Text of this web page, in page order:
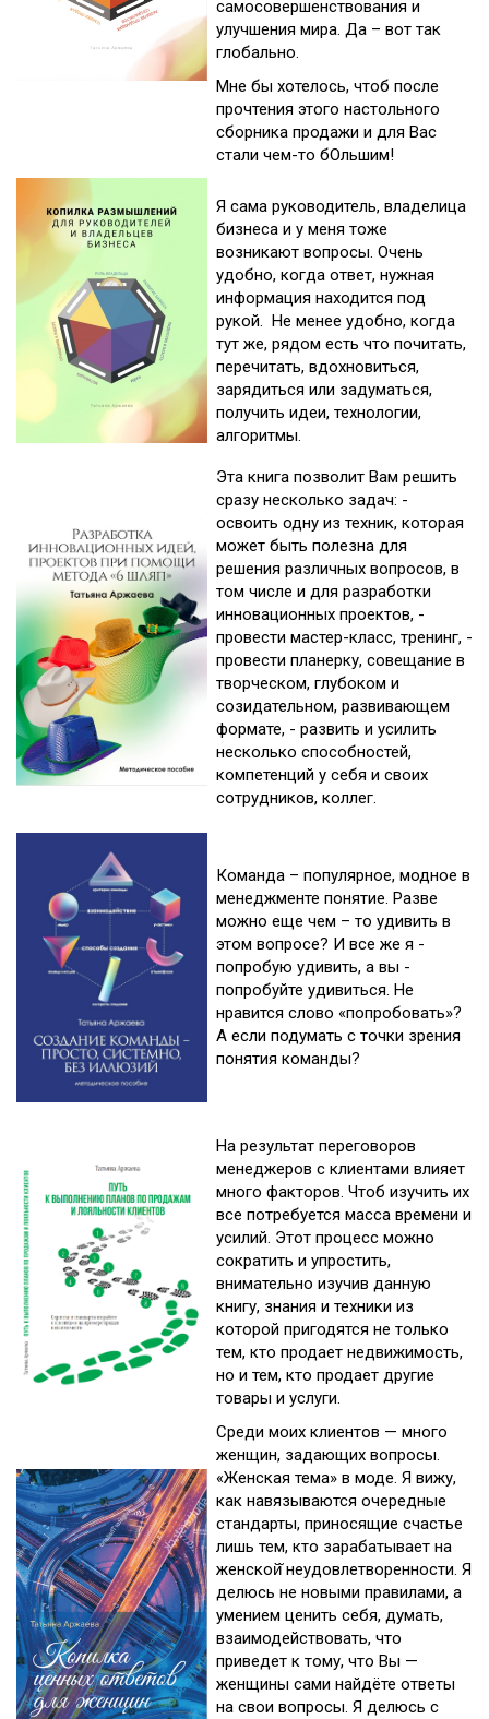
самосовершенствования и
улучшения мира. Да – вот так
глобально.
Мне бы хотелось, чтоб после
прочтения этого настольного
сборника продажи и для Вас
стали чем-то бОльшим!
Я сама руководитель, владелица
бизнеса и у меня тоже
возникают вопросы. Очень
удобно, когда ответ, нужная
информация находится под
рукой. Не менее удобно, когда
тут же, рядом есть что почитать,
перечитать, вдохновиться,
зарядиться или задуматься,
получить идеи, технологии,
алгоритмы.
Эта книга позволит Вам решить
сразу несколько задач: -
освоить одну из техник, которая
может быть полезна для
решения различных вопросов, в
том числе и для разработки
инновационных проектов, -
провести мастер-класс, тренинг, -
провести планерку, совещание в
творческом, глубоком и
созидательном, развивающем
формате, - развить и усилить
несколько способностей,
компетенций у себя и своих
сотрудников, коллег.
Команда – популярное, модное в
менеджменте понятие. Разве
можно еще чем – то удивить в
этом вопросе? И все же я -
попробую удивить, а вы -
попробуйте удивиться. Не
нравится слово «попробовать»?
А если подумать с точки зрения
понятия команды?
На результат переговоров
менеджеров с клиентами влияет
много факторов. Чтоб изучить их
все потребуется масса времени и
усилий. Этот процесс можно
сократить и упростить,
внимательно изучив данную
книгу, знания и техники из
которой пригодятся не только
тем, кто продает недвижимость,
но и тем, кто продает другие
товары и услуги.
Среди моих клиентов — много
женщин, задающих вопросы.
«Женская тема» в моде. Я вижу,
как навязываются очередные
стандарты, приносящие счастье
лишь тем, кто зарабатывает на
женской̆ неудовлетворенности. Я
делюсь не новыми правилами, а
умением ценить себя, думать,
взаимодействовать, что
приведет к тому, что Вы —
женщины сами найдёте ответы
на свои вопросы. Я делюсь с